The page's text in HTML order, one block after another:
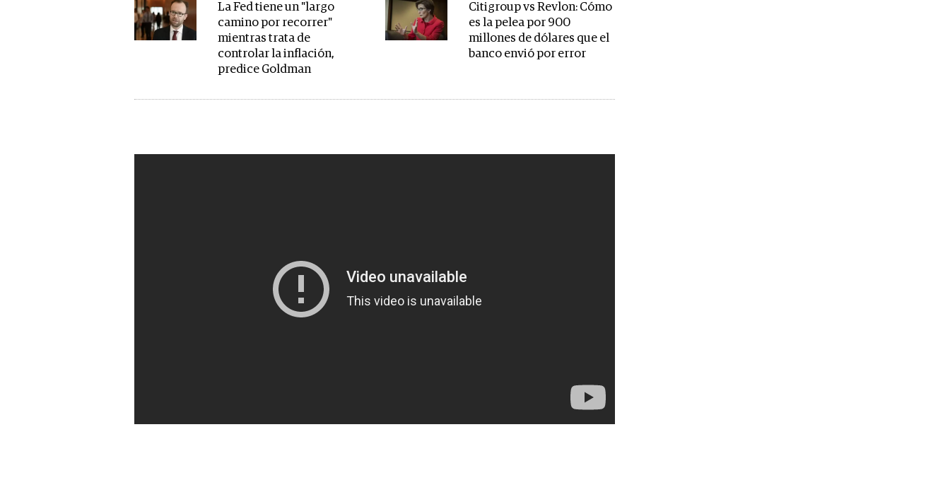
La Fed tiene un "largo
camino por recorrer"
mientras trata de
controlar la inflación,
predice Goldman
Citigroup vs Revlon: Cómo
es la pelea por 900
millones de dólares que el
banco envió por error